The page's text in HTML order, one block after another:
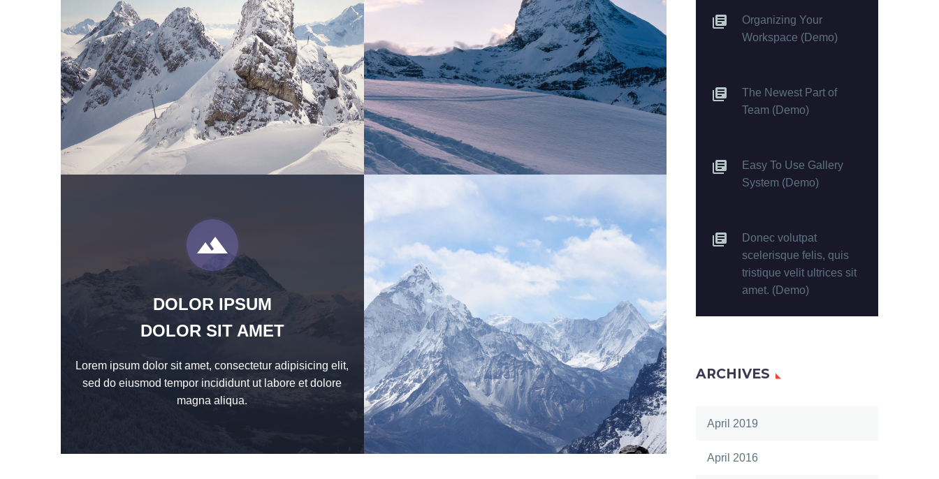


DOLOR IPSUM
DOLOR SIT AMET
Lorem ipsum dolor sit amet, consectetur adipisicing elit,
sed do eiusmod tempor incididunt ut labore et dolore
magna aliqua.
Organizing Your
Workspace (Demo)
The Newest Part of
Team (Demo)
Easy To Use Gallery
System (Demo)
Donec volutpat
scelerisque felis, quis
tristique velit ultrices sit
amet. (Demo)
ARCHIVES
April 2019
April 2016